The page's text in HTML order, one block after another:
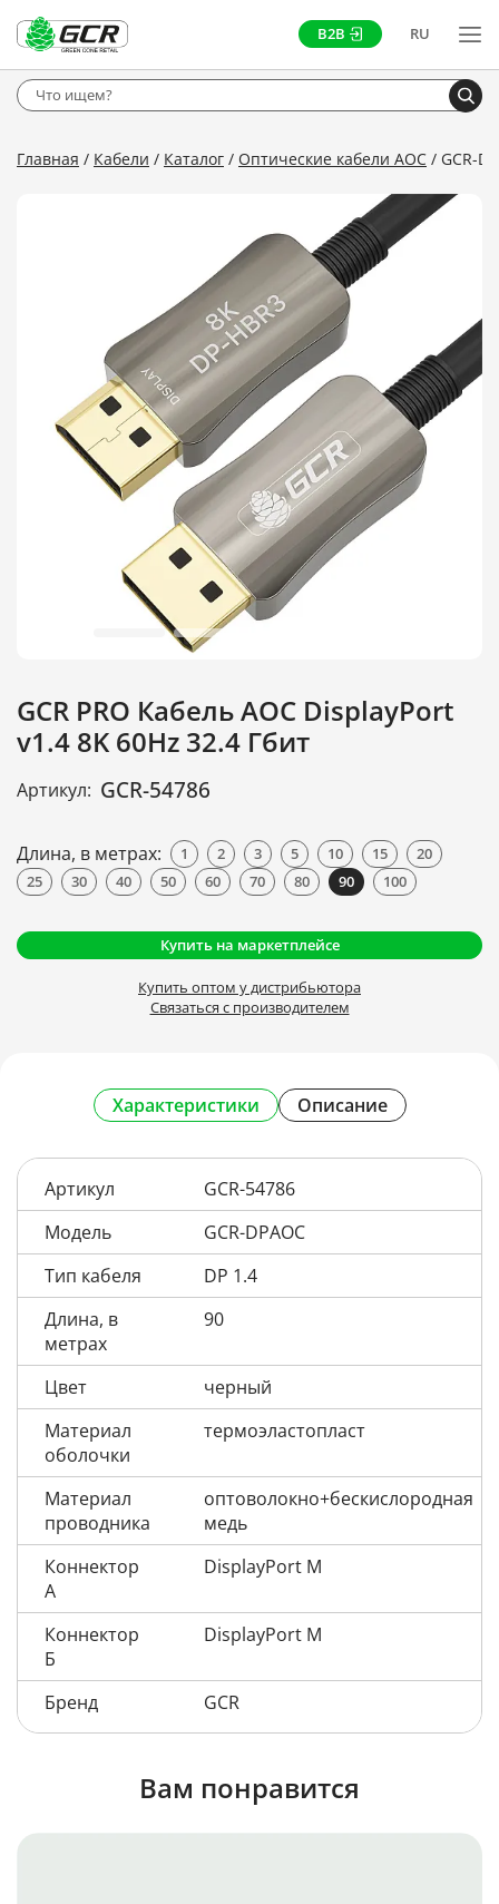
B2B RU
Главная Кабели Каталог Оптические кабели AOC GCR-
GCR PRO Кабель AOC DisplayPort
v1.4 8K 60Hz 32.4 Гбит
Артикул: GCR-54786
Длина, в метрах: 1 2 3 5 10 15
20
25
30 40 50 60 70 80 90 100
Купить на маркетплейсе
Купить оптом у дистрибьютора
Связаться с производителем
Характеристики Описание
Артикул
GCR-54786
Модель
GCR-DPAOC
Тип кабеля
DP 1.4
Длина, в
метрах
90
Цвет
черный
Материал
оболочки
термоэластопласт
Материал
проводника
оптоволокно+бескислородная
медь
Коннектор
А
DisplayPort M
Коннектор
Б
DisplayPort M
Бренд GCR
Вам понравится